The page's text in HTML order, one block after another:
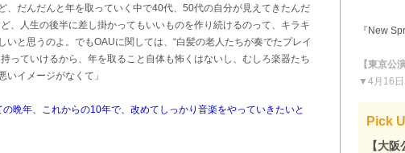
、だんだんと年を取っていく中で40代、50代の自分が見えてきたんだ
、人生の後半に差し掛かってもいいものを作り続けるのって、キラキ
と思うのよ。でもOAUに関しては、“白髪の老人たちが奏でたプレイ
っていけるから、年を取ること自体も怖くはないし、むしろ楽器たち
イメージがなくて」
晩年、これからの10年で、改めてしっかり音楽をやっていきたいと
『New
【東京公演
▼4月16日
Pick
【大阪